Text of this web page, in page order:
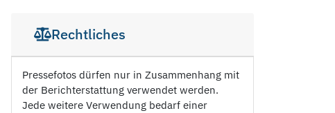
Rechtliches
Pressefotos dürfen nur in Zusammenhang mit
der Berichterstattung verwendet werden.
Jede weitere Verwendung bedarf einer